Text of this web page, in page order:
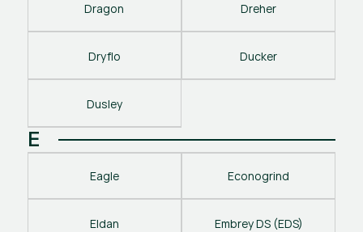
Dragon Dreher
Dryflo Ducker
Dusley
E
Eagle Econogrind
Eldan Embrey DS (EDS)